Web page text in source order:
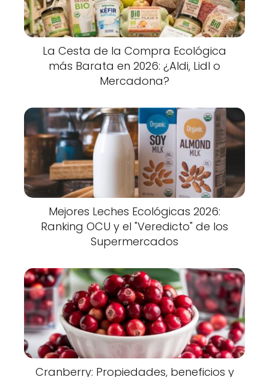
La Cesta de la Compra Ecológica
más Barata en 2026: ¿Aldi, Lidl o
Mercadona?
Mejores Leches Ecológicas 2026:
Ranking OCU y el "Veredicto" de los
Supermercados
Cranberry: Propiedades, beneficios y